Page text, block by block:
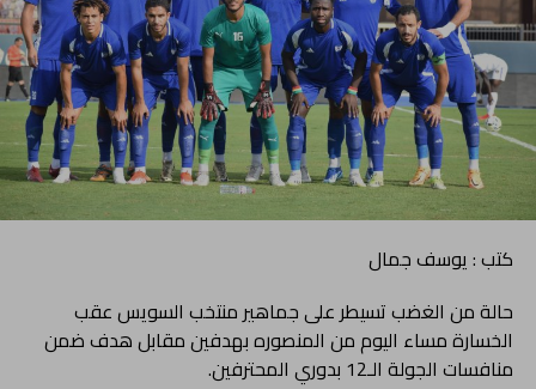
كتب : يوسف جمال
حالة من الغضب تسيطر على جماهير منتخب السويس عقب
الخسارة مساء اليوم من المنصوره بهدفين مقابل هدف ضمن
منافسات الجولة الـ12 بدوري المحترفين.